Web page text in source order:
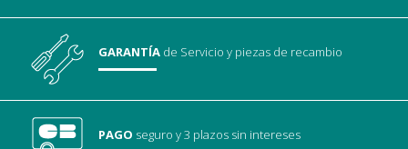
GARANTÍA de Servicioy piezas de recambio
PAGO seguroy 3 plazos sin intereses